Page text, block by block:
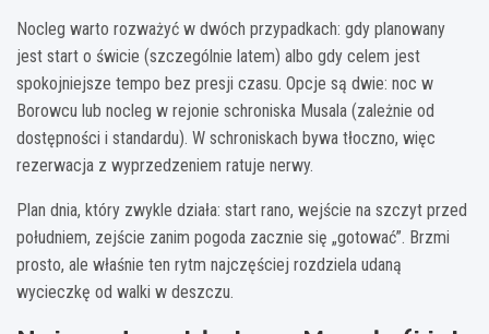
Nocleg warto rozważyć w dwóch przypadkach: gdy planowany
jest start o świcie (szczególnie latem) albo gdy celem jest
spokojniejsze tempo bez presji czasu. Opcje są dwie: noc w
Borowcu lub nocleg w rejonie schroniska Musala (zależnie od
dostępności i standardu). W schroniskach bywa tłoczno, więc
rezerwacja z wyprzedzeniem ratuje nerwy.
Plan dnia, który zwykle działa: start rano, wejście na szczyt przed
południem, zejście zanim pogoda zacznie się „gotować”. Brzmi
prosto, ale właśnie ten rytm najczęściej rozdziela udaną
wycieczkę od walki w deszczu.